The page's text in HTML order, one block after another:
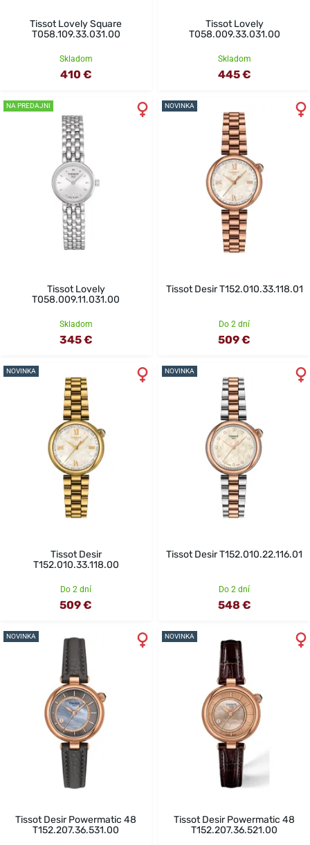
Tissot Lovely Square
T058.109.33.031.00
Skladom
410 €
Tissot Lovely
T058.009.33.031.00
Skladom
445 €
NA PREDAJNI
Tissot Lovely
T058.009.11.031.00
Skladom
345 €
NOVINKA
Tissot Desir T152.010.33.118.01
Do 2 dní
509 €
NOVINKA
Tissot Desir
T152.010.33.118.00
Do 2 dní
509 €
NOVINKA
Tissot Desir T152.010.22.116.01
Do 2 dní
548 €
NOVINKA
Tissot Desir Powermatic 48
T152.207.36.531.00
NOVINKA
Tissot Desir Powermatic 48
T152.207.36.521.00